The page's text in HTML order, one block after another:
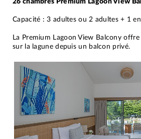
26 chambres Premium Lagoon View
Capacité : 3 adultes ou 2 adultes + 1
La Premium Lagoon View Balcony
sur la lagune depuis un balcon privé.